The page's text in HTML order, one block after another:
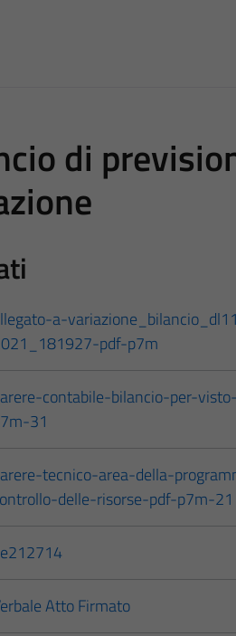
di
a-
pdf-p7m
contabile-bilancio-per-
31
tecnico-area-della-
delle-risorse-pdf-p7m-21
Atto Firmato